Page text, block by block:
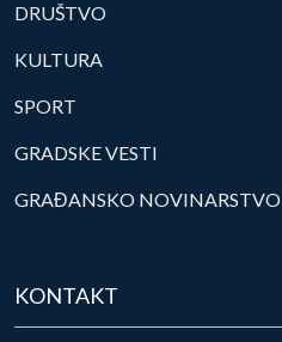
DRUŠTVO
KULTURA
SPORT
GRADSKE VESTI
GRAĐANSKO NOVINARSTVO
KONTAKT